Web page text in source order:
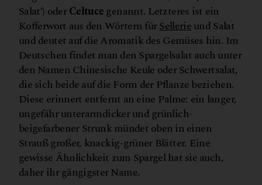
Salat‘) oderCeltuce genannt. Letzteres ist ein
Kofferwort aus den Wörtern fürSellerieund Salat
und deutet auf die Aromatik des Gemüses hin. Im
Deutschen findet man den Spargelsalat auch unter
den Namen Chinesische Keule oder Schwertsalat,
die sich beide auf die Form der Pflanze beziehen.
Diese erinnert entfernt an eine Palme: ein langer,
ungefähr unterarmdicker und grünlich-
beigefarbener Strunk mündet oben in einen
Strauß großer, knackig-grüner Blätter. Eine
gewisse Ähnlichkeit zum Spargel hat sie auch,
daher ihr gängigster Name.